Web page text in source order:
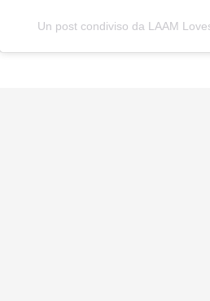
Un post condiviso da LAAM